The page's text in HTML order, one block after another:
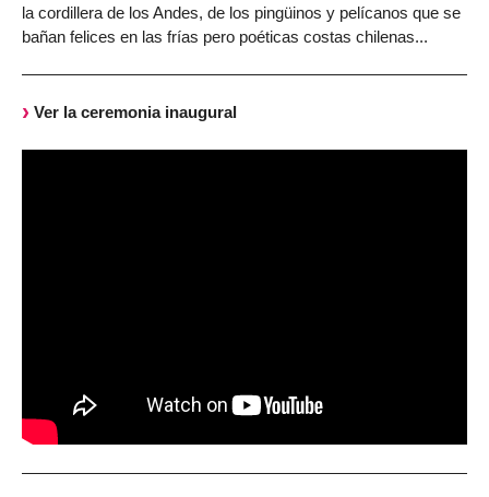
la cordillera de los Andes, de los pingüinos y pelícanos que se
bañan felices en las frías pero poéticas costas chilenas...
Ver la ceremonia inaugural